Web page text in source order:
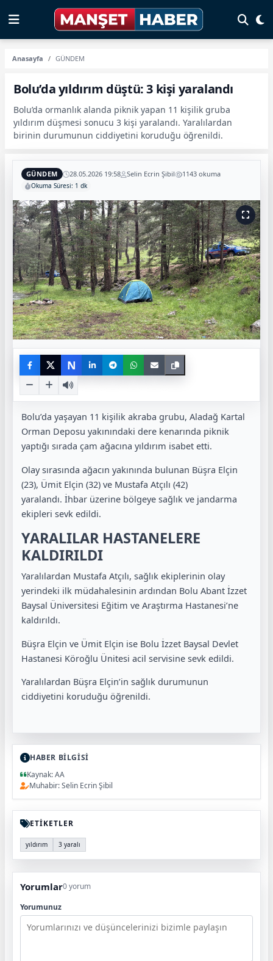
Anasayfa GÜNDEM
Bolu’da yıldırım düştü: 3 kişi yaralandı
Bolu’da ormanlık alanda piknik yapan 11 kişilik gruba
yıldırım düşmesi sonucu 3 kişi yaralandı. Yaralılardan
birinin durumunun ciddiyetini koruduğu öğrenildi.
GÜNDEM 28.05.2026 19:58 Selin Ecrin Şibil 1143 okuma
Okuma Süresi: 1 dk
N
Bolu’da yaşayan 11 kişilik akraba grubu, Aladağ Kartal
Orman Deposu yakınındaki dere kenarında piknik
yaptığı sırada çam ağacına yıldırım isabet etti.
Olay sırasında ağacın yakınında bulunan Büşra Elçin
(23), Ümit Elçin (32) ve Mustafa Atçılı (42)
yaralandı. İhbar üzerine bölgeye sağlık ve jandarma
ekipleri sevk edildi.
YARALILAR HASTANELERE
KALDIRILDI
Yaralılardan Mustafa Atçılı, sağlık ekiplerinin olay
yerindeki ilk müdahalesinin ardından Bolu Abant İzzet
Baysal Üniversitesi Eğitim ve Araştırma Hastanesi’ne
kaldırıldı.
Büşra Elçin ve Ümit Elçin ise Bolu İzzet Baysal Devlet
Hastanesi Köroğlu Ünitesi acil servisine sevk edildi.
Yaralılardan Büşra Elçin’in sağlık durumunun
ciddiyetini koruduğu öğrenildi.
HABER BİLGİSİ
Kaynak: AA
Muhabir: Selin Ecrin Şibil
ETİKETLER
yıldırım 3 yaralı
Yorumlar0 yorum
Yorumunuz